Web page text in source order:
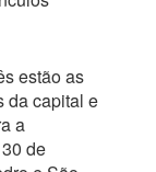
estão as
da capital e
a
de